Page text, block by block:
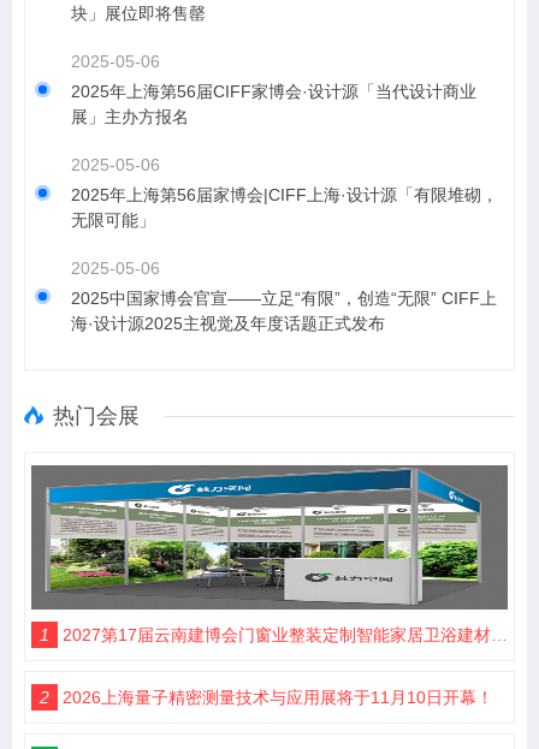
块」展位即将售罄
2025-05-06
​2025年上海第56届CIFF家博会·设计源「当代设计商业
展」主办方报名
2025-05-06
​2025年上海第56届家博会|CIFF上海·设计源「有限堆砌，
无限可能」
2025-05-06
2025中国家博会官宣——立足“有限”，创造“无限” CIFF上
海·设计源2025主视觉及年度话题正式发布
热门会展
1 2027第17届云南建博会门窗业整装定制智能家居卫浴建材展会
2 2026上海量子精密测量技术与应用展将于11月10日开幕！